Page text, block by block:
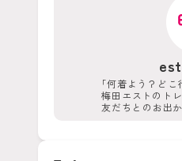
「何着よう？ど
梅田エストのト
友だちとのお出